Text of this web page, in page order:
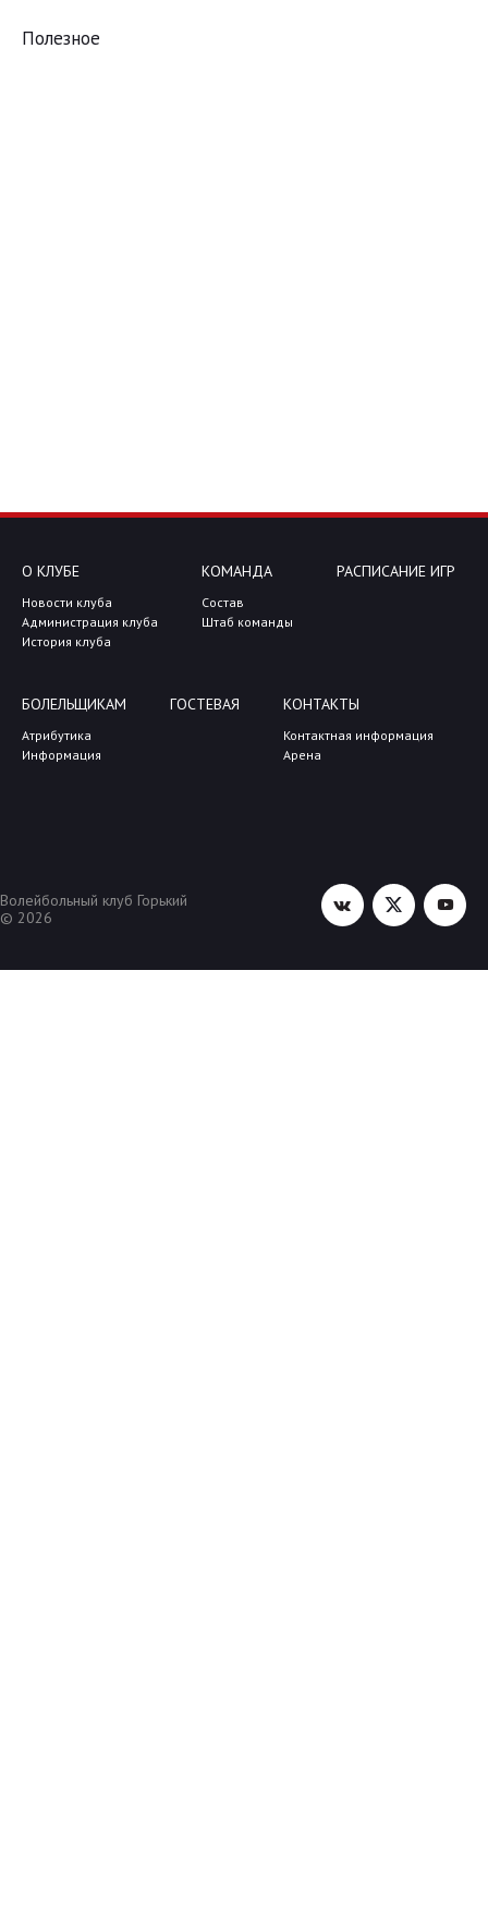
Полезное
О КЛУБЕ
Новости клуба
Администрация клуба
История клуба
КОМАНДА
Состав
Штаб команды
РАСПИСАНИЕ ИГР
БОЛЕЛЬЩИКАМ
Атрибутика
Информация
ГОСТЕВАЯ КОНТАКТЫ
Контактная информация
Арена
Волейбольный клуб Горький
© 2026